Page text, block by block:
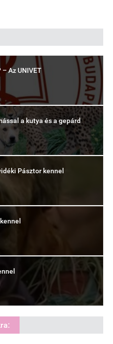
Az UNIVET
a kutya és a gepárd
Pásztor kennel